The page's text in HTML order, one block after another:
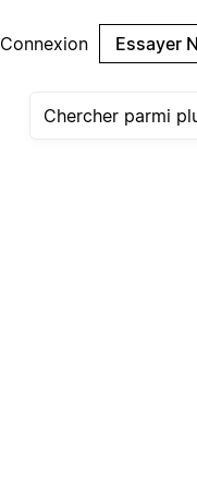
Connexion Essayer